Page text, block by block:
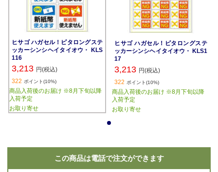
ヒサゴ ハガセル！ピタロングステ
ッカーシンシヘイタイオウ・ KLS
116
3,213 円(税込)
322 ポイント(10%)
商品入荷後のお届け ※8月下旬以降
入荷予定
お取り寄せ
ヒサゴ ハガセル！ピタロングステ
ッカーシンシヘイタイオウ・ KLS1
17
3,213 円(税込)
322 ポイント(10%)
商品入荷後のお届け ※8月下旬以降
入荷予定
お取り寄せ
この商品は電話で注文ができます